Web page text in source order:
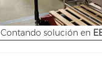
Contando solución en